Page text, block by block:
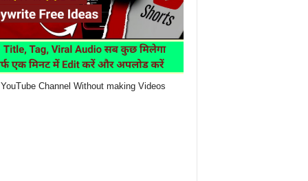
Channel Without making Videos